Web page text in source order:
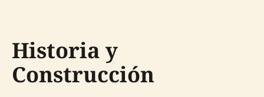
Historia y
Construcción